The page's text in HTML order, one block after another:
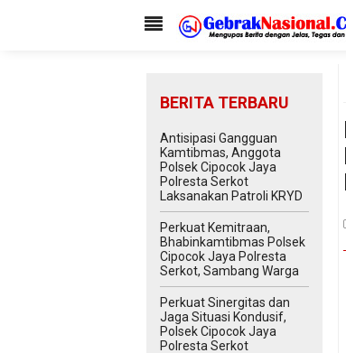
BERITA TERBARU
Antisipasi Gangguan
Kamtibmas, Anggota
Polsek Cipocok Jaya
Polresta Serkot
Laksanakan Patroli KRYD
Perkuat Kemitraan,
Bhabinkamtibmas Polsek
Cipocok Jaya Polresta
Serkot, Sambang Warga
Perkuat Sinergitas dan
Jaga Situasi Kondusif,
Polsek Cipocok Jaya
Polresta Serkot